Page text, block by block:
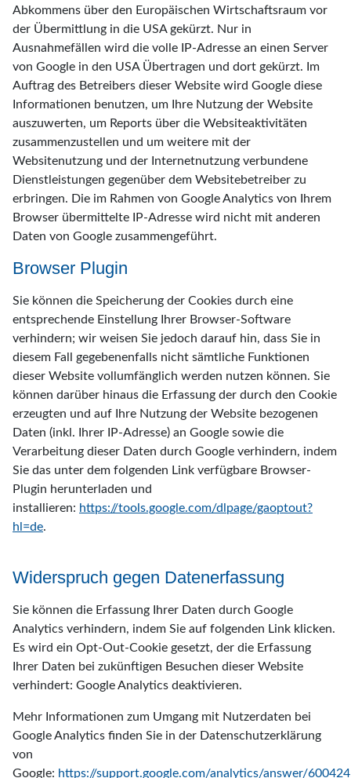
Abkommens über den Europäischen Wirtschaftsraum vor
der Übermittlung in die USA gekürzt. Nur in
Ausnahmefällen wird die volle IP-Adresse an einen Server
von Google in den USA Übertragen und dort gekürzt. Im
Auftrag des Betreibers dieser Website wird Google diese
Informationen benutzen, um Ihre Nutzung der Website
auszuwerten, um Reports über die Websiteaktivitäten
zusammenzustellen und um weitere mit der
Websitenutzung und der Internetnutzung verbundene
Dienstleistungen gegenüber dem Websitebetreiber zu
erbringen. Die im Rahmen von Google Analytics von Ihrem
Browser übermittelte IP-Adresse wird nicht mit anderen
Daten von Google zusammengeführt.
Browser Plugin
Sie können die Speicherung der Cookies durch eine
entsprechende Einstellung Ihrer Browser-Software
verhindern; wir weisen Sie jedoch darauf hin, dass Sie in
diesem Fall gegebenenfalls nicht sämtliche Funktionen
dieser Website vollumfänglich werden nutzen können. Sie
können darüber hinaus die Erfassung der durch den Cookie
erzeugten und auf Ihre Nutzung der Website bezogenen
Daten (inkl. Ihrer IP-Adresse) an Google sowie die
Verarbeitung dieser Daten durch Google verhindern, indem
Sie das unter dem folgenden Link verfügbare Browser-
Plugin herunterladen und
installieren: https://tools.google.com/dlpage/gaoptout?
hl=de.
Widerspruch gegen Datenerfassung
Sie können die Erfassung Ihrer Daten durch Google
Analytics verhindern, indem Sie auf folgenden Link klicken.
Es wird ein Opt-Out-Cookie gesetzt, der die Erfassung
Ihrer Daten bei zukünftigen Besuchen dieser Website
verhindert: Google Analytics deaktivieren.
Mehr Informationen zum Umgang mit Nutzerdaten bei
Google Analytics finden Sie in der Datenschutzerklärung
von
Google: https://support.google.com/analytics/answer/